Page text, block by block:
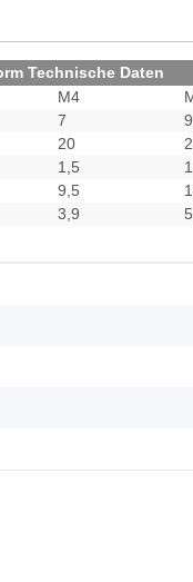
Technische Daten
M4
7
20
1,5
9,5
3,9